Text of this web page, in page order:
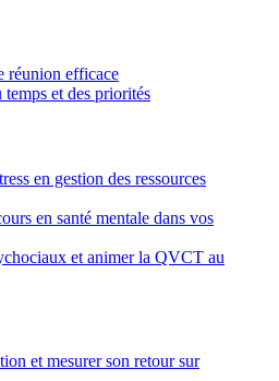
réunion efficace
et des priorités
en gestion des ressources
en santé mentale dans vos
et animer la QVCT au
et mesurer son retour sur